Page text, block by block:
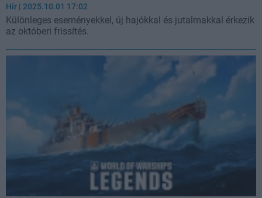
Hír | 2025.10.01 17:02
Különleges eseményekkel, új hajókkal és jutalmakkal érkezik
az októberi frissítés.